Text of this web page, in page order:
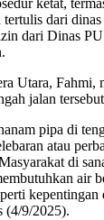
ketat,
tertulis dari
dari Dinas
Utara, Fahmi,
jalan
pipa di
atau
di
air
kepentingan
(4/9/2025).